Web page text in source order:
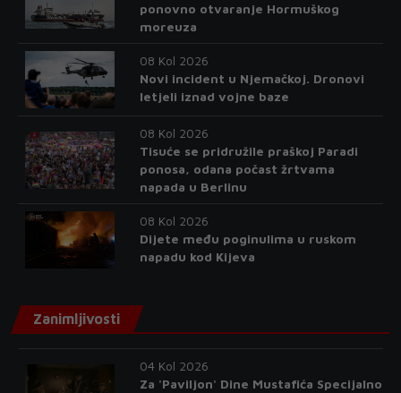
ponovno otvaranje Hormuškog
moreuza
08 Kol 2026
Novi incident u Njemačkoj. Dronovi
letjeli iznad vojne baze
08 Kol 2026
Tisuće se pridružile praškoj Paradi
ponosa, odana počast žrtvama
napada u Berlinu
08 Kol 2026
Dijete među poginulima u ruskom
napadu kod Kijeva
Zanimljivosti
04 Kol 2026
Za 'Paviljon' Dine Mustafića Specijalno